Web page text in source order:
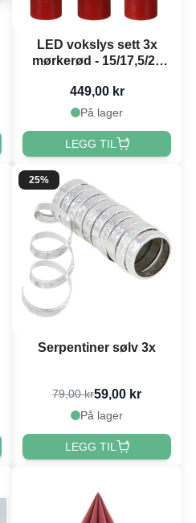
LED vokslys sett 3x
mørkerød - 15/17,5/20
449,00 kr
På lager
LEGG TIL
25%
Serpentiner sølv 3x
79,00 kr59,00 kr
På lager
LEGG TIL